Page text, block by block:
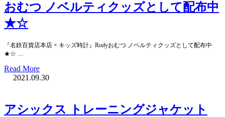
おむつ ノベルティクッズとして配布中
★☆
『名鉄百貨店本店 × キッズ時計』Rodyおむつ ノベルティクッズとして配布中
★☆ …
Read More
2021.09.30
アシックス トレーニングジャケット